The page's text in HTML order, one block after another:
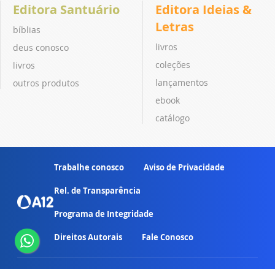
Editora Santuário
bíblias
deus conosco
livros
outros produtos
Editora Ideias &
Letras
livros
coleções
lançamentos
ebook
catálogo
Trabalhe conosco Aviso de Privacidade
Rel. de Transparência
Programa de Integridade
Direitos Autorais Fale Conosco